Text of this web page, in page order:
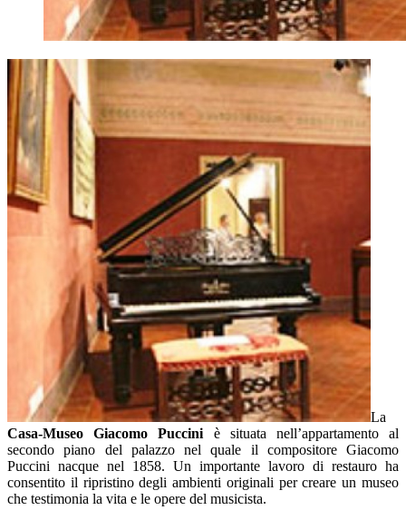
La
Casa-Museo Giacomo Puccini è situata nell’appartamento al
secondo piano del palazzo nel quale il compositore Giacomo
Puccini nacque nel 1858. Un importante lavoro di restauro ha
consentito il ripristino degli ambienti originali per creare un museo
che testimonia la vita e le opere del musicista.